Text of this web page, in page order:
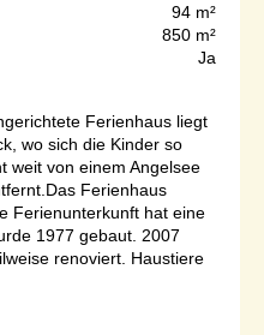
94 m²
850 m²
Ja
Ferienhaus liegt
wo sich die Kinder so
weit von einem Angelsee
Ferienhaus
Ferienunterkunft hat eine
1977 gebaut. 2007
renoviert. Haustiere